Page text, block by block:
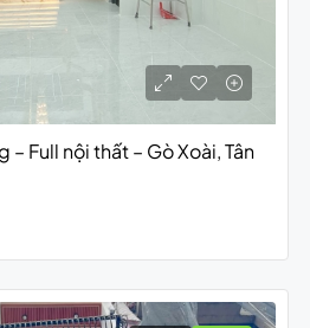
– Full nội thất – Gò Xoài, Tân